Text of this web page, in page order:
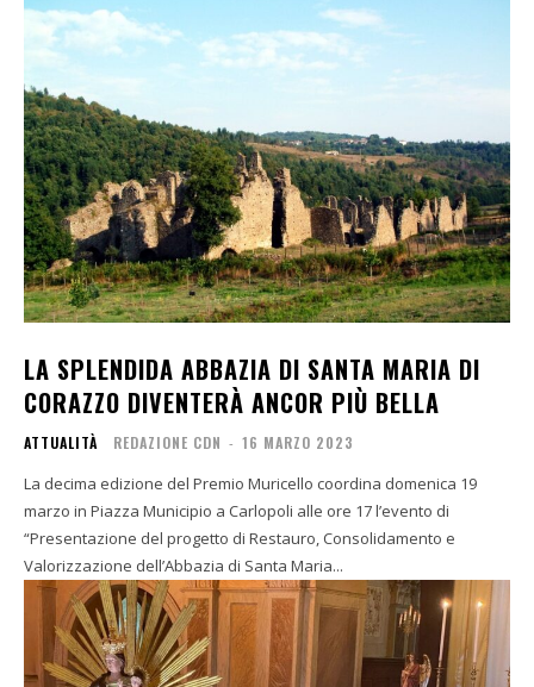
LA SPLENDIDA ABBAZIA DI SANTA MARIA DI
CORAZZO DIVENTERÀ ANCOR PIÙ BELLA
ATTUALITÀ REDAZIONE CDN - 16 MARZO 2023
La decima edizione del Premio Muricello coordina domenica 19
marzo in Piazza Municipio a Carlopoli alle ore 17 l’evento di
“Presentazione del progetto di Restauro, Consolidamento e
Valorizzazione dell’Abbazia di Santa Maria...